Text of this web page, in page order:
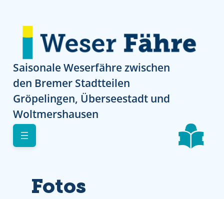
Direkt zur Navigation
Direkt zur Navigation
Direkt zum Inhalt
Skip to footer
Saisonale Weserfähre zwischen
den Bremer Stadtteilen
Gröpelingen, Überseestadt und
Woltmershausen
Fotos